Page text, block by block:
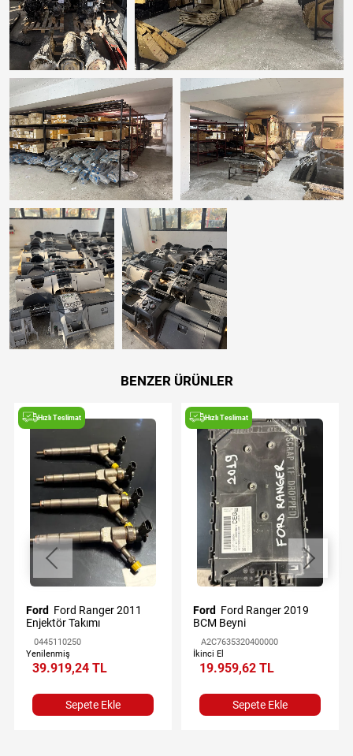
BENZER ÜRÜNLER
Hızlı Teslimat
Ford
Enjektör Takımı
0445110250
Yenilenmiş
39.919,24 TL
Sepete Ekle
Hızlı Teslimat
Ford
BCM Beyni
A2C7635320400000
İkinci El
19.959,62 TL
Sepete Ekle